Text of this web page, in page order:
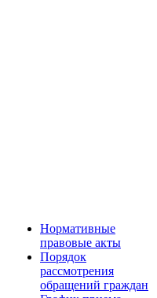
Нормативные
правовые акты
Порядок
рассмотрения
обращений граждан